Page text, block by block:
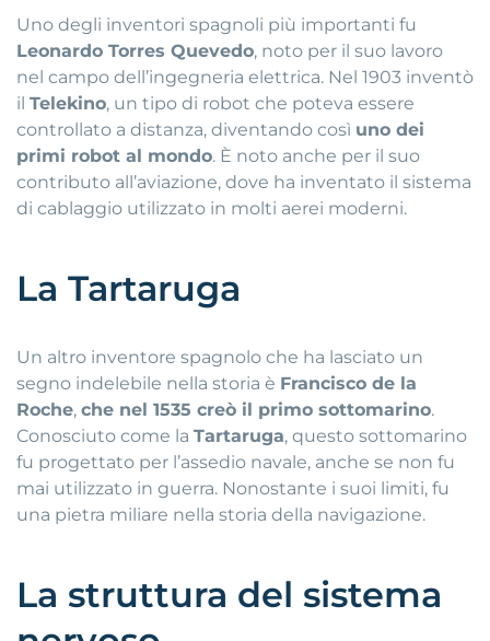
Uno degli inventori spagnoli più importanti fu
Leonardo Torres Quevedo, noto per il suo lavoro
nel campo dell’ingegneria elettrica. Nel 1903 inventò
il Telekino, un tipo di robot che poteva essere
controllato a distanza, diventando così uno dei
primi robot al mondo. È noto anche per il suo
contributo all’aviazione, dove ha inventato il sistema
di cablaggio utilizzato in molti aerei moderni.
La Tartaruga
Un altro inventore spagnolo che ha lasciato un
segno indelebile nella storia è Francisco de la
Roche, che nel 1535 creò il primo sottomarino.
Conosciuto come la Tartaruga, questo sottomarino
fu progettato per l’assedio navale, anche se non fu
mai utilizzato in guerra. Nonostante i suoi limiti, fu
una pietra miliare nella storia della navigazione.
La struttura del sistema